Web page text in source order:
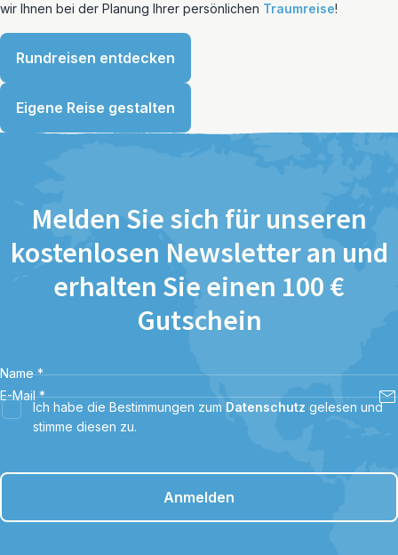
wir Ihnen bei der Planung Ihrer persönlichen Traumreise!
Rundreisen entdecken
Eigene Reise gestalten
Melden Sie sich für unseren
kostenlosen Newsletter an und
erhalten Sie einen 100 €
Gutschein
Name *
E-Mail *
Ich habe die Bestimmungen zum Datenschutz gelesen und
stimme diesen zu.
Anmelden